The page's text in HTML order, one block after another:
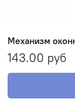
Механизм
143.00 руб